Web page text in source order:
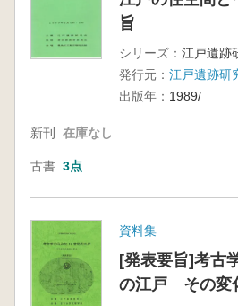
旨
シリーズ： 江戸遺跡
発行元： 江戸遺跡研
出版年： 1989/
新刊 在庫なし
古書 3点
資料集
[発表要旨]考古
の江戸 その変